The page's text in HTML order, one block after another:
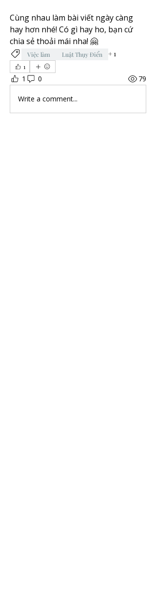
Cùng nhau làm bài viết ngày càng
hay hơn nhé! Có gì hay ho, bạn cứ
chia sẻ thoải mái nha! 🤗
Việc làm Luật Thụy Điển +1
1
1 0 79
Write a comment...